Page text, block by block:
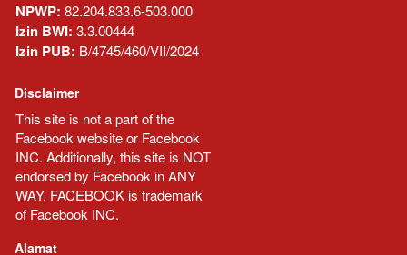
NPWP: 82.204.833.6-503.000
Izin BWI: 3.3.00444
Izin PUB: B/4745/460/VII/2024
Disclaimer
This site is not a part of the
Facebook website or Facebook
INC. Additionally, this site is NOT
endorsed by Facebook in ANY
WAY. FACEBOOK is trademark
of Facebook INC.
Alamat